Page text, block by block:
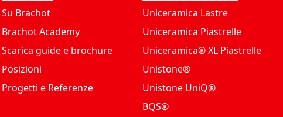
Su Brachot
Brachot Academy
Scarica guide e brochure
Posizioni
Progetti e Referenze
Uniceramica Lastre
Uniceramica Piastrelle
Uniceramica® XL Piastrelle
Unistone®
Unistone UniQ®
BQS®